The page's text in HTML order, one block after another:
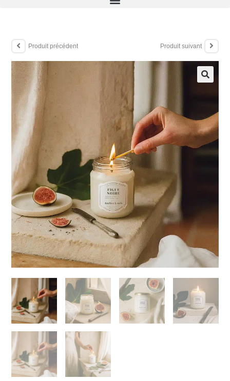
Produit précédent Produit suivant